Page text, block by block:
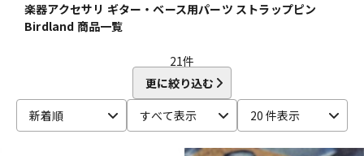
ベース ウクレレ
楽器アクセサリ ギター・ベース用パーツ ストラップピン
Birdland 商品一覧
21件
更に絞り込む
新着順
すべて表示 20 件表示